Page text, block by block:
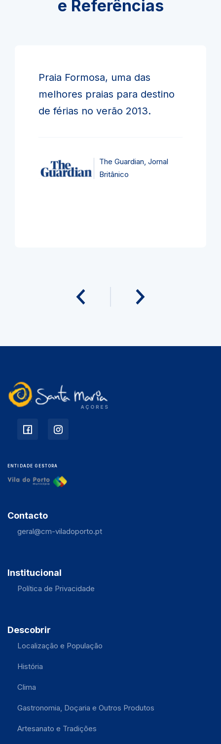
e Referências
Praia Formosa, uma das
melhores praias para destino
de férias no verão 2013.
The Guardian, Jornal
Britânico
ENTIDADE GESTORA
Contacto
geral@cm-viladoporto.pt
Institucional
Política de Privacidade
Descobrir
Localização e População
História
Clima
Gastronomia, Doçaria e Outros Produtos
Artesanato e Tradições